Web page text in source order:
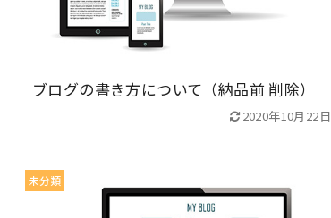
ブログの書き方について（納品前 削除）
2020年10月22日
未分類